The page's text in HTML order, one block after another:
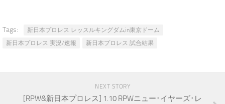
Tags:
新日本プロレス レッスルキングダムin東京ドーム
新日本プロレス 実況/速報
新日本プロレス 試合結果
NEXT STORY
[RPW&新日本プロレス] 1.10 RPWニュー･イヤーズ･レ